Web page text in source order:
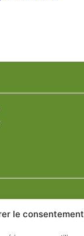
le consentement